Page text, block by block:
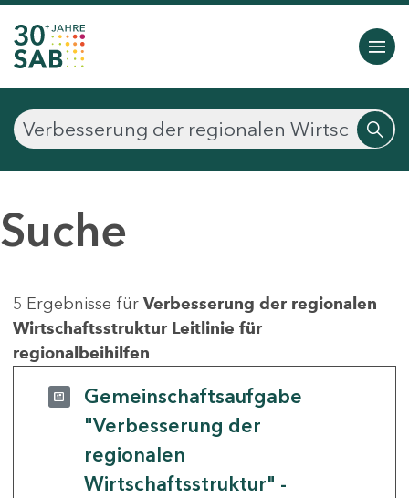
Suche
5 Ergebnisse für Verbesserung der regionalen
Wirtschaftsstruktur Leitlinie für
regionalbeihilfen
Gemeinschaftsaufgabe
"Verbesserung der
regionalen
Wirtschaftsstruktur" -